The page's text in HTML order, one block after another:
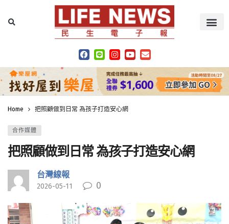
Home 把照顧做到日常 為孩子打造安心網
合作媒體
把照顧做到日常 為孩子打造安心網
台灣線報
2026-05-11 0